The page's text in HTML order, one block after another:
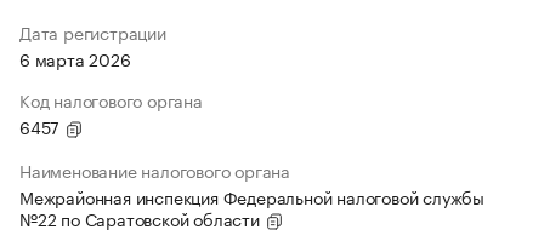
Дата регистрации
6 марта 2026
Код налогового органа
6457
Наименование налогового органа
Межрайонная инспекция Федеральной налоговой службы
№22 по Саратовской области